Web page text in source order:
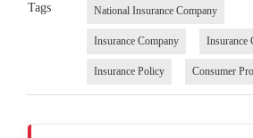
Tags National Insurance Company
Insurance Company Insurance
Insurance Policy Consumer